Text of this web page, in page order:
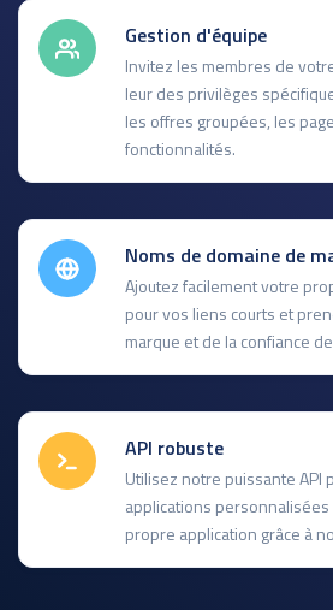
Gestion d'équipe
Invitez les membres de
leur des privilèges
les offres groupées, les
fonctionnalités.
Noms de domaine de
Ajoutez facilement votre
pour vos liens courts et
marque et de la confiance
API robuste
Utilisez notre puissante API
applications
propre application grâce à